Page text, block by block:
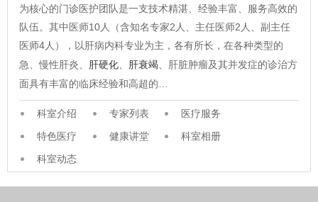
为核心的门诊医护团队是一支技术精湛、经验丰富、服务高效的
队伍。其中医师10人（含知名专家2人、主任医师2人、副主任
医师4人），以肝病内科专业为主，各有所长，在各种类型的
急、慢性肝炎、
肝硬化 肝衰竭 、肝脏肿瘤及其并发症的诊治方
面具有丰富的临床经验和高超的…
科室介绍 专家列表
医疗服务
特色医疗
健康讲堂
科室相册
科室动态